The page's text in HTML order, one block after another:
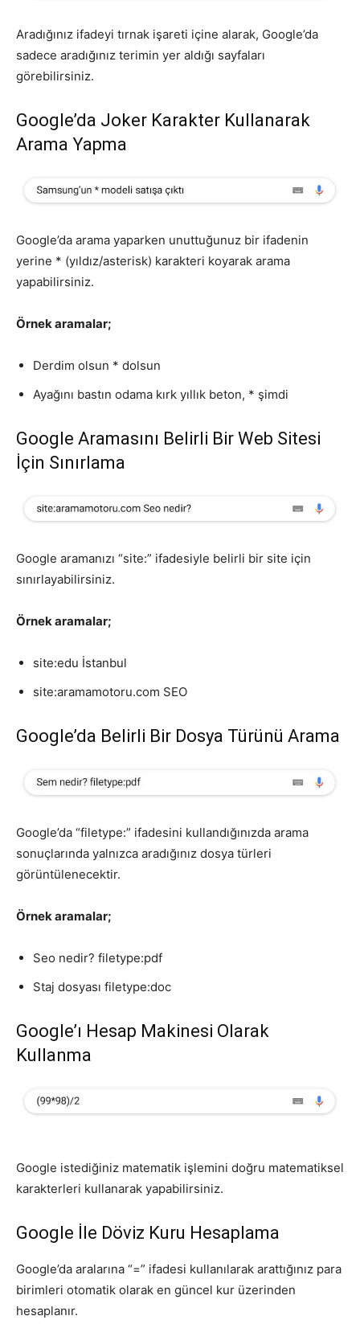
Aradığınız ifadeyi tırnak işareti içine alarak, Google’da
sadece aradığınız terimin yer aldığı sayfaları
görebilirsiniz.
Google’da Joker Karakter Kullanarak
Arama Yapma
Google’da arama yaparken unuttuğunuz bir ifadenin
yerine * (yıldız/asterisk) karakteri koyarak arama
yapabilirsiniz.
Örnek aramalar;
Derdim olsun * dolsun
Ayağını bastın odama kırk yıllık beton, * şimdi
Google Aramasını Belirli Bir Web Sitesi
İçin Sınırlama
Google aramanızı “site:” ifadesiyle belirli bir site için
sınırlayabilirsiniz.
Örnek aramalar;
site:edu İstanbul
site:aramamotoru.com SEO
Google’da Belirli Bir Dosya Türünü Arama
Google’da “filetype:” ifadesini kullandığınızda arama
sonuçlarında yalnızca aradığınız dosya türleri
görüntülenecektir.
Örnek aramalar;
Seo nedir? filetype:pdf
Staj dosyası filetype:doc
Google’ı Hesap Makinesi Olarak
Kullanma
Google istediğiniz matematik işlemini doğru matematiksel
karakterleri kullanarak yapabilirsiniz.
Google İle Döviz Kuru Hesaplama
Google’da aralarına “=” ifadesi kullanılarak arattığınız para
birimleri otomatik olarak en güncel kur üzerinden
hesaplanır.